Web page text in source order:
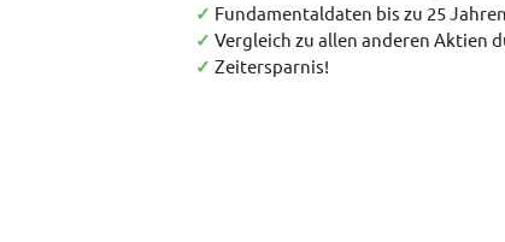
✓ Fundamentaldaten bis zu 25 Jahren
✓ Vergleich zu allen anderen Aktien
✓ Zeitersparnis!